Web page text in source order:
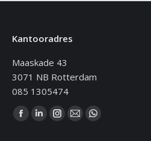
Kantooradres
Maaskade 43
3071 NB Rotterdam
085 1305474
Vind ons op:
Facebook
LinkedinInstagram
MailWhatsApp